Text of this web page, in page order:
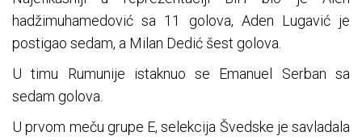
hadžimuhamedović sa 11 golova, Aden Lugavić je
postigao sedam, a Milan Dedić šest golova.
U timu Rumunije istaknuo se Emanuel Serban sa
sedam golova.
U prvom meču grupe E, selekcija Švedske je savladala